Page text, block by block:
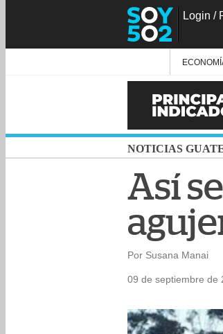
Login /
NOTICIAS
Así
Por Susana Manai
09 de septiembre de